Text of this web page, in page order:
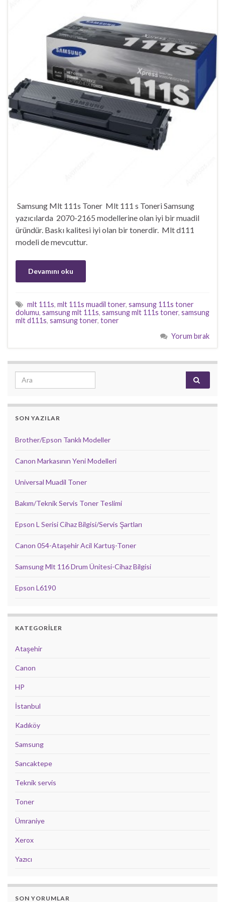
Samsung Mlt 111s Toner Mlt 111 s Toneri Samsung
yazıcılarda 2070-2165 modellerine olan iyi bir muadil
üründür. Baskı kalitesi iyi olan bir tonerdir. Mlt d111
modeli de mevcuttur.
Devamını oku
mlt 111s, mlt 111s muadil toner, samsung 111s toner
dolumu, samsung mlt 111s, samsung mlt 111s toner, samsung
mlt d111s, samsung toner, toner
Yorum bırak
Search for:
SON YAZILAR
Brother/Epson Tanklı Modeller
Canon Markasının Yeni Modelleri
Universal Muadil Toner
Bakım/Teknik Servis Toner Teslimi
Epson L Serisi Cihaz Bilgisi/Servis Şartları
Canon 054-Ataşehir Acil Kartuş-Toner
Samsung Mlt 116 Drum Ünitesi-Cihaz Bilgisi
Epson L6190
KATEGORILER
Ataşehir
Canon
HP
İstanbul
Kadıköy
Samsung
Sancaktepe
Teknik servis
Toner
Ümraniye
Xerox
Yazıcı
SON YORUMLAR